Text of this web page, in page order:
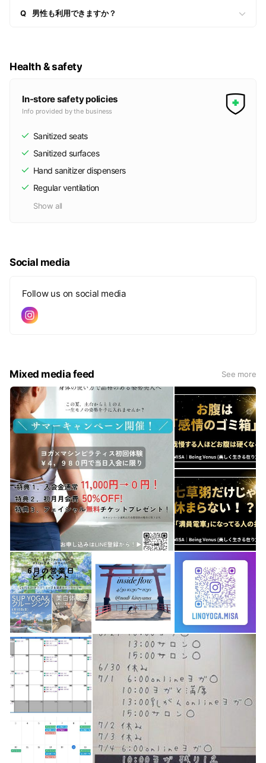
Q 男性も利用できますか？
Health & safety
In-store safety policies
Info provided by the business
Sanitized seats
Sanitized surfaces
Hand sanitizer dispensers
Regular ventilation
Show all
Social media
Follow us on social media
Mixed media feed See more